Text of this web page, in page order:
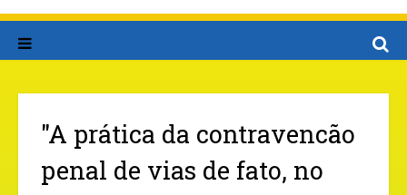
"A prática da contravencão
penal de vias de fato, no